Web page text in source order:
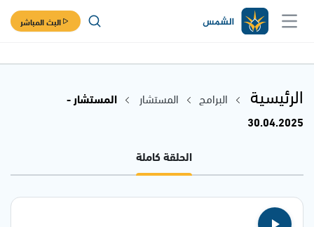
البث المباشر
الرئيسية البرامج المستشار
المستشار -
30.04.2025
الحلقة كاملة